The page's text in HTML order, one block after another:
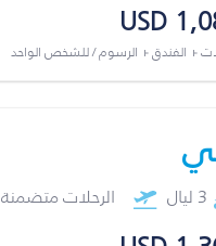
USD
+ الفندق + الرسوم / للشخص الواحد
3 ليال الرحلات متضمنة